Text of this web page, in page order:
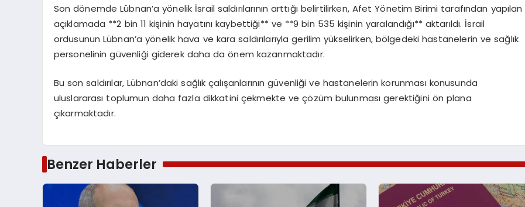
Son dönemde Lübnan’a yönelik İsrail saldırılarının arttığı belirtilirken, Afet Yönetim Birimi tarafından yapılan
açıklamada **2 bin 11 kişinin hayatını kaybettiği** ve **9 bin 535 kişinin yaralandığı** aktarıldı. İsrail
ordusunun Lübnan’a yönelik hava ve kara saldırılarıyla gerilim yükselirken, bölgedeki hastanelerin ve sağlık
personelinin güvenliği giderek daha da önem kazanmaktadır.
Bu son saldırılar, Lübnan’daki sağlık çalışanlarının güvenliği ve hastanelerin korunması konusunda
uluslararası toplumun daha fazla dikkatini çekmekte ve çözüm bulunması gerektiğini ön plana
çıkarmaktadır.
Benzer Haberler